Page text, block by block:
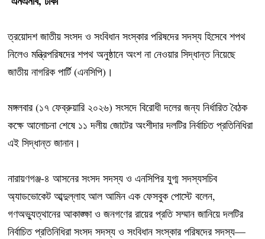
ত্রয়োদশ জাতীয় সংসদ ও সংবিধান সংস্কার পরিষদের সদস্য হিসেবে শপথ
নিলেও মন্ত্রিপরিষদের শপথ অনুষ্ঠানে অংশ না নেওয়ার সিদ্ধান্ত নিয়েছে
জাতীয় নাগরিক পার্টি (এনসিপি)।
মঙ্গলবার (১৭ ফেব্রুয়ারি ২০২৬) সংসদে বিরোধী দলের জন্য নির্ধারিত বৈঠক
কক্ষে আলোচনা শেষে ১১ দলীয় জোটের অংশীদার দলটির নির্বাচিত প্রতিনিধিরা
এই সিদ্ধান্ত জানান।
নারায়ণগঞ্জ-৪ আসনের সংসদ সদস্য ও এনসিপির যুগ্ম সদস্যসচিব
অ্যাডভোকেট আব্দুল্লাহ আল আমিন এক ফেসবুক পোস্টে বলেন,
গণঅভ্যুত্থানের আকাঙ্ক্ষা ও জনগণের রায়ের প্রতি সম্মান জানিয়ে দলটির
নির্বাচিত প্রতিনিধিরা সংসদ সদস্য ও সংবিধান সংস্কার পরিষদের সদস্য—